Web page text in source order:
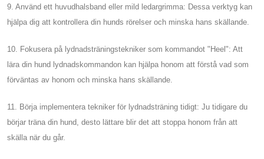
9. Använd ett huvudhalsband eller mild ledargrimma: Dessa verktyg kan
hjälpa dig att kontrollera din hunds rörelser och minska hans skällande.
10. Fokusera på lydnadsträningstekniker som kommandot "Heel": Att
lära din hund lydnadskommandon kan hjälpa honom att förstå vad som
förväntas av honom och minska hans skällande.
11. Börja implementera tekniker för lydnadsträning tidigt: Ju tidigare du
börjar träna din hund, desto lättare blir det att stoppa honom från att
skälla när du går.